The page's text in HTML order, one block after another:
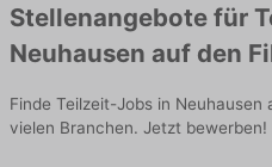
Stellenangebote für
Neuhausen auf den
Finde Teilzeit-Jobs in Neuhausen
vielen Branchen. Jetzt bewerben!